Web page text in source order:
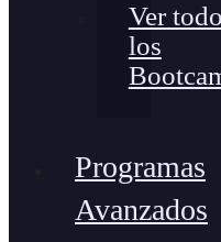
Ver
los
Programas
Avanzados